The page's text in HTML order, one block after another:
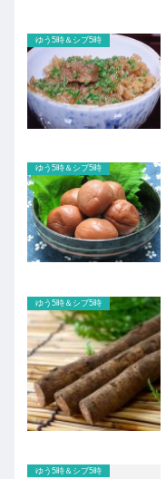
ゆう5時＆シブ5時
ゆう5時＆シブ5時
ゆう5時＆シブ5時
ゆう5時＆シブ5時